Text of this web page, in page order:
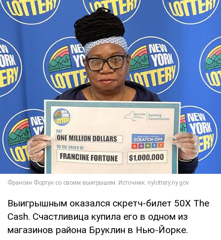
Выигрышным оказался скретч-билет 50X The
Cash. Счастливица купила его в одном из
магазинов района Бруклин в Нью-Йорке.